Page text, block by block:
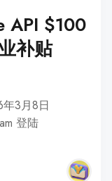
API $100
补贴
3月8日
登陆